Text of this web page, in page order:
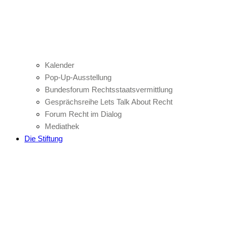
Kalender
Pop-Up-Ausstellung
Bundesforum Rechtsstaatsvermittlung
Gesprächsreihe Lets Talk About Recht
Forum Recht im Dialog
Mediathek
Die Stiftung